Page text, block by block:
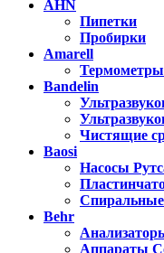
AHN
Пипетки
Пробирки
Amarell
Термометры
Bandelin
Чистящие
Baosi
Насосы
Behr
Аппараты